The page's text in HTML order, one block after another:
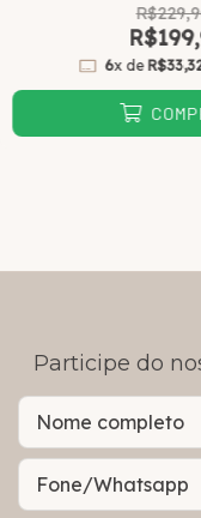
6x de
Participe do